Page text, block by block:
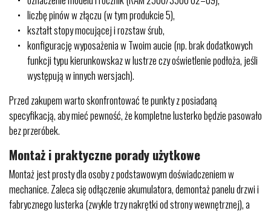
liczbę pinów w złączu (w tym produkcie 5),
kształt stopy mocującej i rozstaw śrub,
konfigurację wyposażenia w Twoim aucie (np. brak dodatkowych
funkcji typu kierunkowskaz w lustrze czy oświetlenie podłoża, jeśli
występują w innych wersjach).
Przed zakupem warto skonfrontować te punkty z posiadaną
specyfikacją, aby mieć pewność, że kompletne lusterko będzie pasowało
bez przeróbek.
Montaż i praktyczne porady użytkowe
Montaż jest prosty dla osoby z podstawowym doświadczeniem w
mechanice. Zaleca się odłączenie akumulatora, demontaż panelu drzwi i
fabrycznego lusterka (zwykle trzy nakrętki od strony wewnętrznej), a